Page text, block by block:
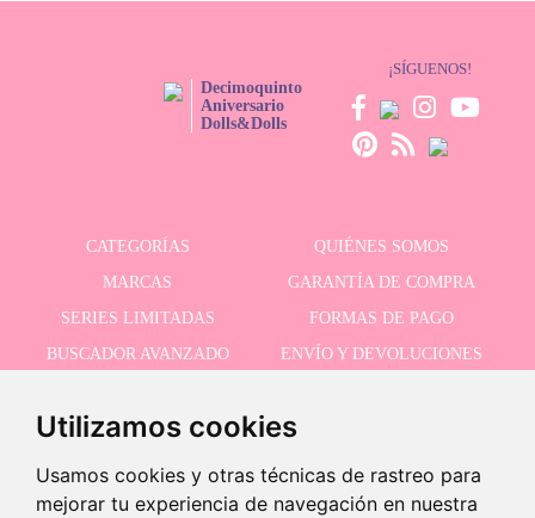
Utilizamos cookies
Usamos cookies y otras técnicas de rastreo para
mejorar tu experiencia de navegación en nuestra
Decimoquinto
Aniversario
Dolls&Dolls
¡SÍGUENOS!
CATEGORÍAS
QUIÉNES SOMOS
MARCAS
GARANTÍA DE COMPRA
SERIES LIMITADAS
FORMAS DE PAGO
BUSCADOR AVANZADO
ENVÍO Y DEVOLUCIONES
RECIBE NUESTRAS ÚLTIMAS NOVEDADES